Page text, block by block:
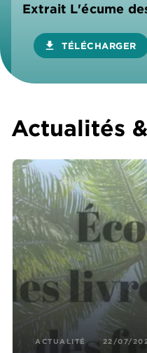
Extrait L'écume
download TÉLÉCHARGER
Actualités
ACTUALITÉ 22/07/